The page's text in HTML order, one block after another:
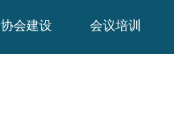
协会建设 会议培训